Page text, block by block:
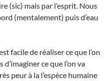
(sic) mais par l’esprit. Nous
(mentalement) puis d’eau
facile de réaliser ce que l’on
ce que l’on va
peur à la l’espèce humaine